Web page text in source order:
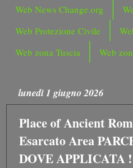
Web News Change.org
Web Protezione Civile
Web zona Tuscia
Web
lunedì 1 giugno 2026
Place of Ancient
Esarcato Area
DOVE APPLICATA